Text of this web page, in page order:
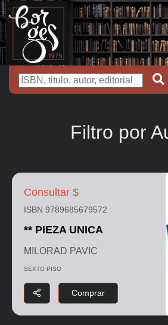
Filtro por
Consultar $
ISBN 9789685679572
** PIEZA UNICA
MILORAD PAVIC
SEXTO PISO
Comprar